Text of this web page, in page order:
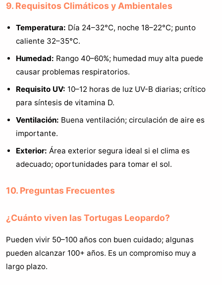
9. Requisitos Climáticos y Ambientales
Temperatura: Día 24–32°C, noche 18–22°C; punto
caliente 32–35°C.
Humedad: Rango 40–60%; humedad muy alta puede
causar problemas respiratorios.
Requisito UV: 10–12 horas de luz UV-B diarias; crítico
para síntesis de vitamina D.
Ventilación: Buena ventilación; circulación de aire es
importante.
Exterior: Área exterior segura ideal si el clima es
adecuado; oportunidades para tomar el sol.
10. Preguntas Frecuentes
¿Cuánto viven las Tortugas Leopardo?
Pueden vivir 50–100 años con buen cuidado; algunas
pueden alcanzar 100+ años. Es un compromiso muy a
largo plazo.